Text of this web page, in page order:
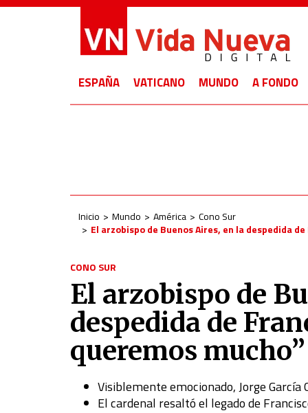
ESPAÑA VATICANO MUNDO A FONDO
Inicio Mundo América
Cono Sur
El arzobispo de Buenos Aires, en la despedida
CONO SUR
El arzobispo de
despedida de
queremos mucho”
Visiblemente emocionado, Jorge García
El cardenal resaltó el legado de